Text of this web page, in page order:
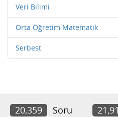
Veri Bilimi
Orta Öğretim Matematik
Serbest
20,359 Soru